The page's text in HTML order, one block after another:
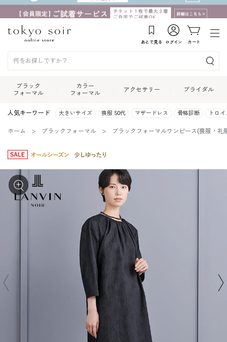
あとで見る ログイン カート
ブラック
フォーマル
カラー
フォーマル
アクセサリー ブライダル
人気キーワード 大きいサイズ 喪服 50代 マザードレス 骨格診断 トロ
ホーム ブラックフォーマル ブラックフォーマルワンピース(喪服・礼